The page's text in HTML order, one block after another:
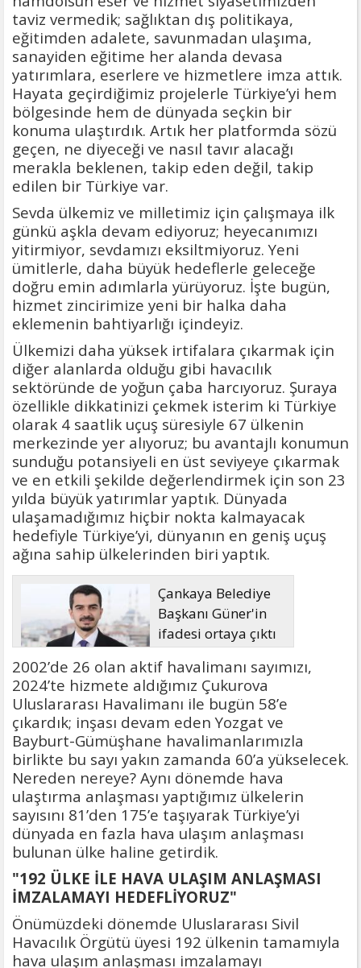
taviz vermedik; sağlıktan dış politikaya,
eğitimden adalete, savunmadan ulaşıma,
sanayiden eğitime her alanda devasa
yatırımlara, eserlere ve hizmetlere imza attık.
Hayata geçirdiğimiz projelerle Türkiye’yi hem
bölgesinde hem de dünyada seçkin bir
konuma ulaştırdık. Artık her platformda sözü
geçen, ne diyeceği ve nasıl tavır alacağı
merakla beklenen, takip eden değil, takip
edilen bir Türkiye var.
Sevda ülkemiz ve milletimiz için çalışmaya ilk
günkü aşkla devam ediyoruz; heyecanımızı
yitirmiyor, sevdamızı eksiltmiyoruz. Yeni
ümitlerle, daha büyük hedeflerle geleceğe
doğru emin adımlarla yürüyoruz. İşte bugün,
hizmet zincirimize yeni bir halka daha
eklemenin bahtiyarlığı içindeyiz.
Ülkemizi daha yüksek irtifalara çıkarmak için
diğer alanlarda olduğu gibi havacılık
sektöründe de yoğun çaba harcıyoruz. Şuraya
özellikle dikkatinizi çekmek isterim ki Türkiye
olarak 4 saatlik uçuş süresiyle 67 ülkenin
merkezinde yer alıyoruz; bu avantajlı konumun
sunduğu potansiyeli en üst seviyeye çıkarmak
ve en etkili şekilde değerlendirmek için son 23
yılda büyük yatırımlar yaptık. Dünyada
ulaşamadığımız hiçbir nokta kalmayacak
hedefiyle Türkiye’yi, dünyanın en geniş uçuş
ağına sahip ülkelerinden biri yaptık.
Çankaya Belediye
Başkanı Güner'in
ifadesi ortaya çıktı
2002’de 26 olan aktif havalimanı sayımızı,
2024’te hizmete aldığımız Çukurova
Uluslararası Havalimanı ile bugün 58’e
çıkardık; inşası devam eden Yozgat ve
Bayburt-Gümüşhane havalimanlarımızla
birlikte bu sayı yakın zamanda 60’a yükselecek.
Nereden nereye? Aynı dönemde hava
ulaştırma anlaşması yaptığımız ülkelerin
sayısını 81’den 175’e taşıyarak Türkiye’yi
dünyada en fazla hava ulaşım anlaşması
bulunan ülke haline getirdik.
"192 ÜLKE İLE HAVA ULAŞIM ANLAŞMASI
İMZALAMAYI HEDEFLİYORUZ"
Önümüzdeki dönemde Uluslararası Sivil
Havacılık Örgütü üyesi 192 ülkenin tamamıyla
hava ulaşım anlaşması imzalamayı